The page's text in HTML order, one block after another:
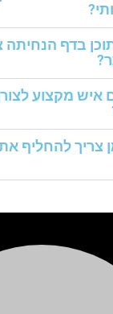
בדף הנחיתה
איש מקצוע
צריך להחליף